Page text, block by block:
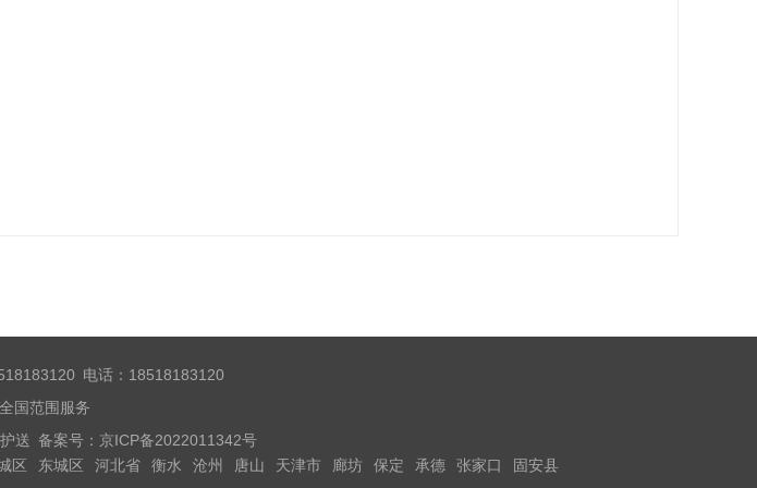
电话：18518183120
国范围服务
送 备案号： 京ICP备2022011342号
区 东城区 河北省 衡水 沧州 唐山 天津市 廊坊 保定 承德 张家口 固安县